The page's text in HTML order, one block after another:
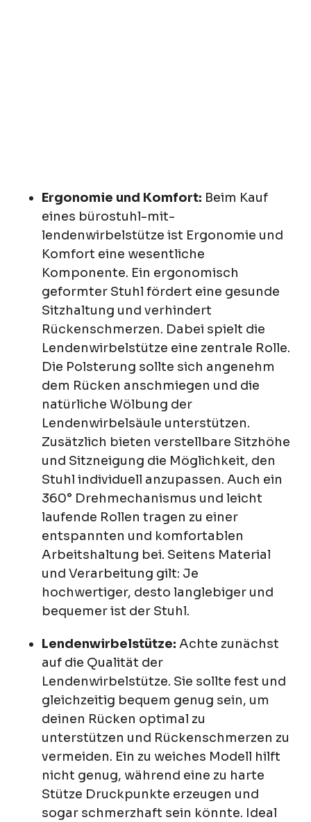
Ergonomie und Komfort: Beim Kauf
eines bürostuhl-mit-
lendenwirbelstütze ist Ergonomie und
Komfort eine wesentliche
Komponente. Ein ergonomisch
geformter Stuhl fördert eine gesunde
Sitzhaltung und verhindert
Rückenschmerzen. Dabei spielt die
Lendenwirbelstütze eine zentrale Rolle.
Die Polsterung sollte sich angenehm
dem Rücken anschmiegen und die
natürliche Wölbung der
Lendenwirbelsäule unterstützen.
Zusätzlich bieten verstellbare Sitzhöhe
und Sitzneigung die Möglichkeit, den
Stuhl individuell anzupassen. Auch ein
360° Drehmechanismus und leicht
laufende Rollen tragen zu einer
entspannten und komfortablen
Arbeitshaltung bei. Seitens Material
und Verarbeitung gilt: Je
hochwertiger, desto langlebiger und
bequemer ist der Stuhl.
Lendenwirbelstütze: Achte zunächst
auf die Qualität der
Lendenwirbelstütze. Sie sollte fest und
gleichzeitig bequem genug sein, um
deinen Rücken optimal zu
unterstützen und Rückenschmerzen zu
vermeiden. Ein zu weiches Modell hilft
nicht genug, während eine zu harte
Stütze Druckpunkte erzeugen und
sogar schmerzhaft sein könnte. Ideal